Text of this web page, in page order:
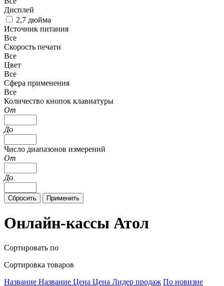
Дисплей
2,7 дюйма
Источник питания
Все
Скорость печати
Все
Цвет
Все
Сфера применения
Все
Количество кнопок клавиатуры
От
До
Число диапазонов измерений
От
До
Онлайн-кассы Атол
Сортировать по
Сортировка товаров
Название Название Цена Цена Лидер продаж По новизне